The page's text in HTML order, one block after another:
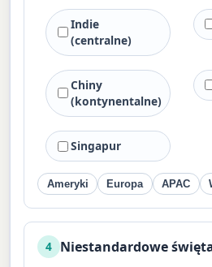
Indie
(centralne)
Chiny
(kontynentalne)
Singapur
Ameryki Europa APAC
4 Niestandardowe